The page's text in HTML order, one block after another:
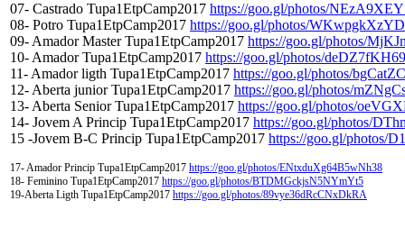
07- Castrado Tupa1EtpCamp2017 https://goo.gl/photos/
08- Potro Tupa1EtpCamp2017 https://goo.gl/photos/
09- Amador Master Tupa1EtpCamp2017 https://goo.gl/photos/
10- Amador Tupa1EtpCamp2017 https://goo.gl/photos/
11- Amador ligth Tupa1EtpCamp2017 https://goo.gl/photos/
12- Aberta junior Tupa1EtpCamp2017 https://goo.gl/photos/
13- Aberta Senior Tupa1EtpCamp2017 https://goo.gl/photos/
14- Jovem A Princip Tupa1EtpCamp2017 https://goo.gl/photos/
15 -Jovem B-C Princip Tupa1EtpCamp2017 https://goo.gl/photos/
17- Amador Princip Tupa1EtpCamp2017 https://goo.gl/photos/ENtxduXg64B5wNh38
18- Feminino Tupa1EtpCamp2017 https://goo.gl/photos/BTDMGckjsN5NYmYt5
19-Aberta Ligth Tupa1EtpCamp2017 https://goo.gl/photos/89vye36dRcCNxDkRA